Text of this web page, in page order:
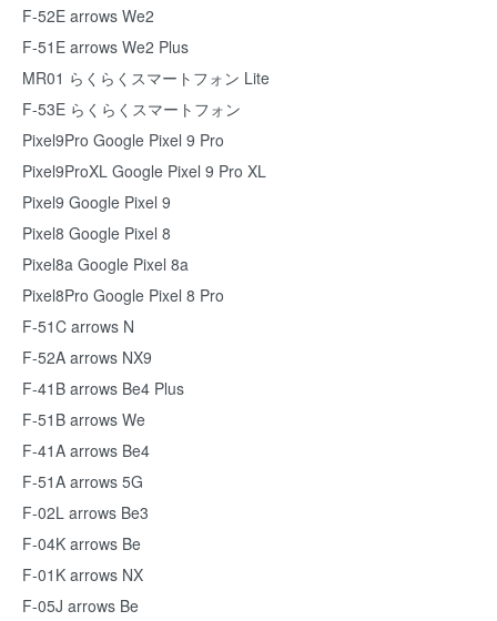
F-52E arrows We2
F-51E arrows We2 Plus
MR01 らくらくスマートフォン Lite
F-53E らくらくスマートフォン
Pixel9Pro Google Pixel 9 Pro
Pixel9ProXL Google Pixel 9 Pro XL
Pixel9 Google Pixel 9
Pixel8 Google Pixel 8
Pixel8a Google Pixel 8a
Pixel8Pro Google Pixel 8 Pro
F-51C arrows N
F-52A arrows NX9
F-41B arrows Be4 Plus
F-51B arrows We
F-41A arrows Be4
F-51A arrows 5G
F-02L arrows Be3
F-04K arrows Be
F-01K arrows NX
F-05J arrows Be